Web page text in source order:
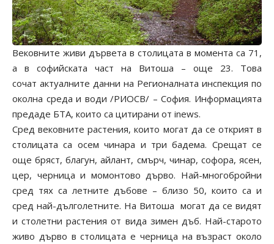
Вековните живи дървета в столицата в момента са 71,
а в софийската част на Витоша – още 23. Това
сочат актуалните данни на Регионалната инспекция по
околна среда и води /РИОСВ/ – София. Информацията
предаде БТА, които са цитирани от inews.
Сред вековните растения, които могат да се открият в
столицата са осем чинара и три бадема. Срещат се
още бряст, благун, айлант, смърч, чинар, софора, ясен,
цер, черница и момонтово дърво. Най-многобройни
сред тях са летните дъбове – близо 50, които са и
сред най-дълголетните. На Витоша могат да се видят
и столетни растения от вида зимен дъб. Най-старото
живо дърво в столицата е черница на възраст около